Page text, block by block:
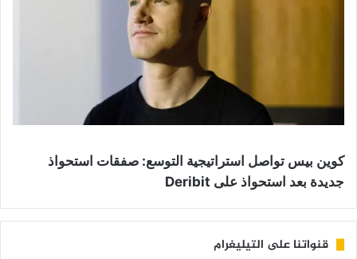
كوين بيس تواصل استراتيجية التوسع: صفقات استحواذ
جديدة بعد استحواذ على Deribit
قنواتنا على التيليغرام